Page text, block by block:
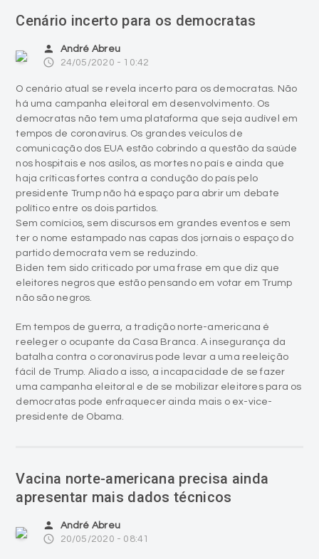
Cenário incerto para os democratas
person André Abreu
access_time 24/05/2020 - 10:42
O cenário atual se revela incerto para os democratas. Não
há uma campanha eleitoral em desenvolvimento. Os
democratas não tem uma plataforma que seja audível em
tempos de coronavírus. Os grandes veículos de
comunicação dos EUA estão cobrindo a questão da saúde
nos hospitais e nos asilos, as mortes no país e ainda que
haja críticas fortes contra a condução do país pelo
presidente Trump não há espaço para abrir um debate
político entre os dois partidos.
Sem comícios, sem discursos em grandes eventos e sem
ter o nome estampado nas capas dos jornais o espaço do
partido democrata vem se reduzindo.
Biden tem sido criticado por uma frase em que diz que
eleitores negros que estão pensando em votar em Trump
não são negros.
Em tempos de guerra, a tradição norte-americana é
reeleger o ocupante da Casa Branca. A insegurança da
batalha contra o coronavírus pode levar a uma reeleição
fácil de Trump. Aliado a isso, a incapacidade de se fazer
uma campanha eleitoral e de se mobilizar eleitores para os
democratas pode enfraquecer ainda mais o ex-vice-
presidente de Obama.
Vacina norte-americana precisa ainda
apresentar mais dados técnicos
person André Abreu
access_time 20/05/2020 - 08:41